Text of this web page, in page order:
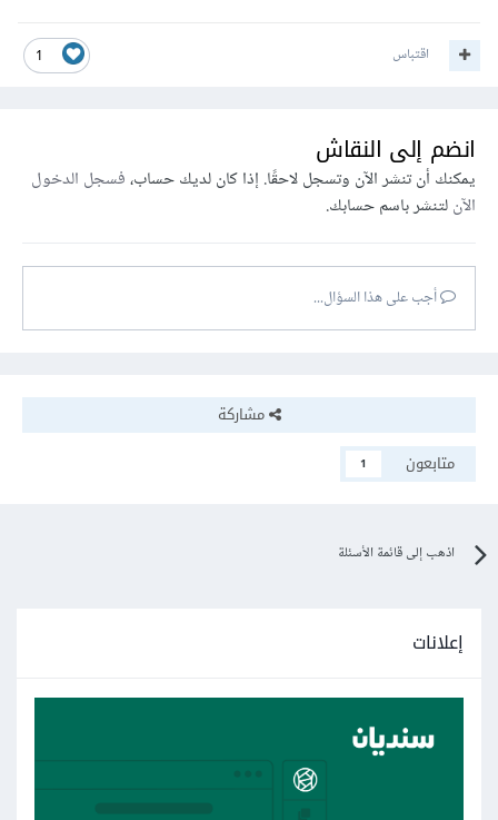
1 اقتباس
انضم إلى النقاش
يمكنك أن تنشر الآن وتسجل لاحقًا. إذا كان لديك حساب،فسجل الدخول
الآنلتنشر باسم حسابك.
أجب على هذا السؤال...
مشاركة
متابعون
1
اذهب إلى قائمة الأسئلة
إعلانات